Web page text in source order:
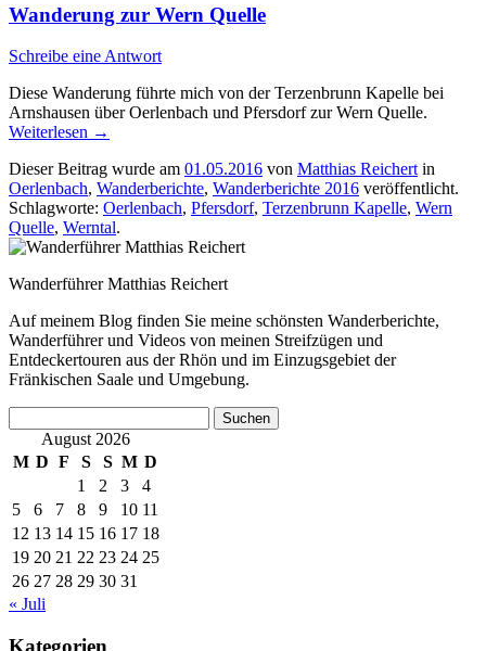
Wanderung zur Wern Quelle
Schreibe eine Antwort
Diese Wanderung führte mich von der Terzenbrunn Kapelle bei
Arnshausen über Oerlenbach und Pfersdorf zur Wern Quelle.
Weiterlesen →
Dieser Beitrag wurde am 01.05.2016 von Matthias Reichert in
Oerlenbach, Wanderberichte, Wanderberichte 2016 veröffentlicht.
Schlagworte: Oerlenbach, Pfersdorf, Terzenbrunn Kapelle, Wern
Quelle, Werntal.
Wanderführer Matthias Reichert
Auf meinem Blog finden Sie meine schönsten Wanderberichte,
Wanderführer und Videos von meinen Streifzügen und
Entdeckertouren aus der Rhön und im Einzugsgebiet der
Fränkischen Saale und Umgebung.
nach:August 2026
M D F S S M D
1
2 3
4
5
6 7 8 9 10 11
12 13 14 15 16 17 18
19 20 21 22 23 24 25
26 27 28 29 30 31
« Juli
Kategorien